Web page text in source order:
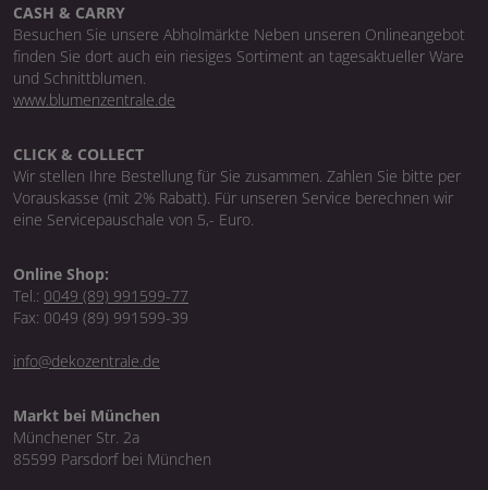
CASH & CARRY
Besuchen Sie unsere Abholmärkte Neben unseren Onlineangebot
finden Sie dort auch ein riesiges Sortiment an tagesaktueller Ware
und Schnittblumen.
www.blumenzentrale.de
CLICK & COLLECT
Wir stellen Ihre Bestellung für Sie zusammen. Zahlen Sie bitte per
Vorauskasse (mit 2% Rabatt). Für unseren Service berechnen wir
eine Servicepauschale von 5,- Euro.
Online Shop:
Tel.: 0049 (89) 991599-77
Fax: 0049 (89) 991599-39
info@dekozentrale.de
Markt bei München
Münchener Str. 2a
85599 Parsdorf bei München